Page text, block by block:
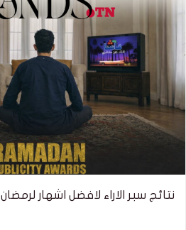
نتائج سبر الاراء لافضل اشهار لرمضان 2026